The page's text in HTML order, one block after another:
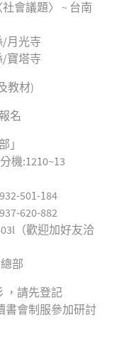
會議題〉 ~ 台南
/月光寺
/寶塔寺
教材)
名
」
機:1210~13
501-184
620-882
（歡迎加好友洽
部
，請先登記
會制服參加研討